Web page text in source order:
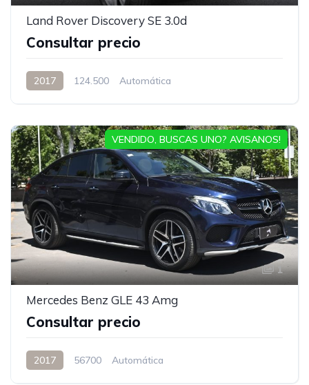
Land Rover Discovery SE 3.0d
Consultar precio
2017 124.500 Automática
1
Mercedes Benz GLE 43 Amg
Consultar precio
2017 56700 Automática
VENDIDO, BUSCAS UNO? AVISANOS!